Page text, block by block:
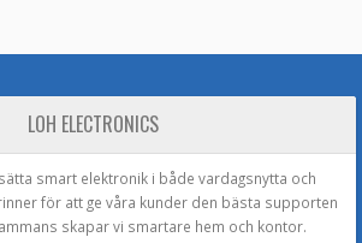
LOH ELECTRONICS
smart elektronik i både vardagsnytta och
för att ge våra kunder den bästa supporten
skapar vi smartare hem och kontor.